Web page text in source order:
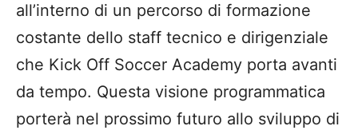
all’interno di un percorso di formazione
costante dello staff tecnico e dirigenziale
che Kick Off Soccer Academy porta avanti
da tempo. Questa visione programmatica
porterà nel prossimo futuro allo sviluppo di